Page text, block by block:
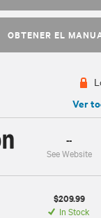
OBTENER EL
Ver
--
See Website
$209.99
In Stock